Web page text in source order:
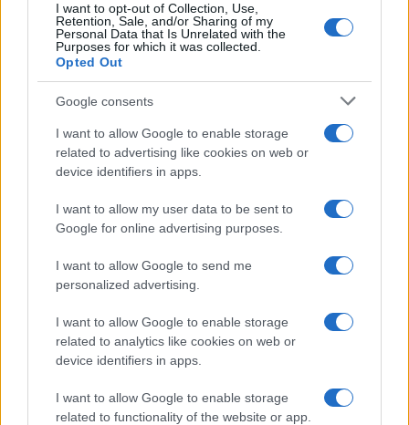
I want to opt-out of Collection, Use,
Retention, Sale, and/or Sharing of my
Personal Data that Is Unrelated with the
Purposes for which it was collected.
Opted Out
Google consents
I want to allow Google to enable storage
related to advertising like cookies on web or
device identifiers in apps.
I want to allow my user data to be sent to
Google for online advertising purposes.
I want to allow Google to send me
personalized advertising.
I want to allow Google to enable storage
related to analytics like cookies on web or
device identifiers in apps.
I want to allow Google to enable storage
related to functionality of the website or app.
Παιδιού ΟΠΕΚΑ,ισχύει:
α) Από την 1η Ιανουαρίου του έτους υποβολής της
αίτησης, για τέκνα γεννημένα μέχρι την 31η Δεκεμβρίου
του προηγούμενου έτους υποβολής της αίτησης.
β) Από την 1η του επόμενου μήνα από αυτόν της
γέννησής τους, για τέκνα γεννημένα εντός του έτους
γ) Από την 1η Ιανουαρίου του επόμενου έτους εγγραφής